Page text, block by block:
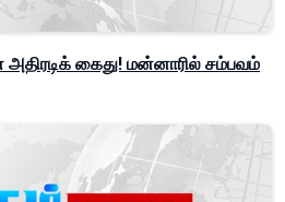
கைது! மன்னாரில் சம்பவம்